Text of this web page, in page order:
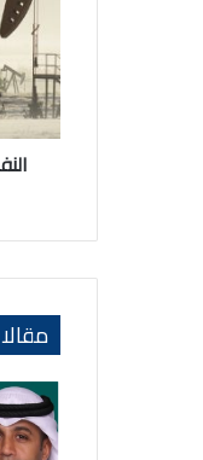
ترقب
قرار
أوبك+
بشأن
الإنتاج